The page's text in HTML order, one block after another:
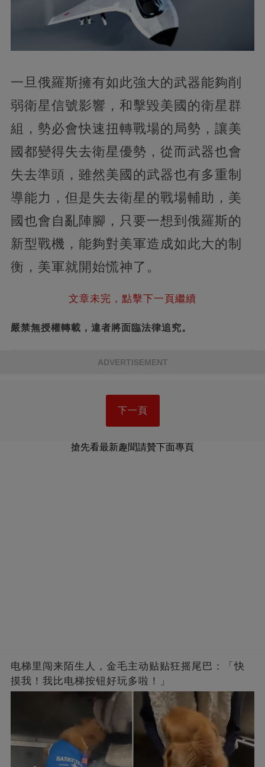
一旦俄羅斯擁有如此強大的武器能夠削
弱衛星信號影響，和擊毀美國的衛星群
組，勢必會快速扭轉戰場的局勢，讓美
國都變得失去衛星優勢，從而武器也會
失去準頭，雖然美國的武器也有多重制
導能力，但是失去衛星的戰場輔助，美
國也會自亂陣腳，只要一想到俄羅斯的
新型戰機，能夠對美軍造成如此大的制
衡，美軍就開始慌神了。
文章未完，點擊下一頁繼續
嚴禁無授權轉載，違者將面臨法律追究。
ADVERTISEMENT
下一頁
搶先看最新趣聞請贊下面專頁
电梯里闯来陌生人，金毛主动贴贴狂摇尾巴：「快
摸我！我比电梯按钮好玩多啦！」